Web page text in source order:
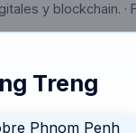
y blockchain. ·
Treng